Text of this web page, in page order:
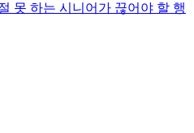
못 하는 시니어가 끊어야 할 행